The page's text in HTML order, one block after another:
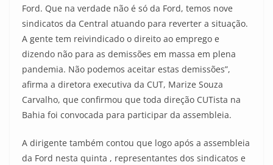
Ford. Que na verdade não é só da Ford, temos nove
sindicatos da Central atuando para reverter a situação.
A gente tem reivindicado o direito ao emprego e
dizendo não para as demissões em massa em plena
pandemia. Não podemos aceitar estas demissões”,
afirma a diretora executiva da CUT, Marize Souza
Carvalho, que confirmou que toda direção CUTista na
Bahia foi convocada para participar da assembleia.
A dirigente também contou que logo após a assembleia
da Ford nesta quinta , representantes dos sindicatos e